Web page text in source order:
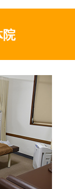
根本改善する
で歪みを徹底
つらい痛みに
叶える痛みの
！その原因、
院